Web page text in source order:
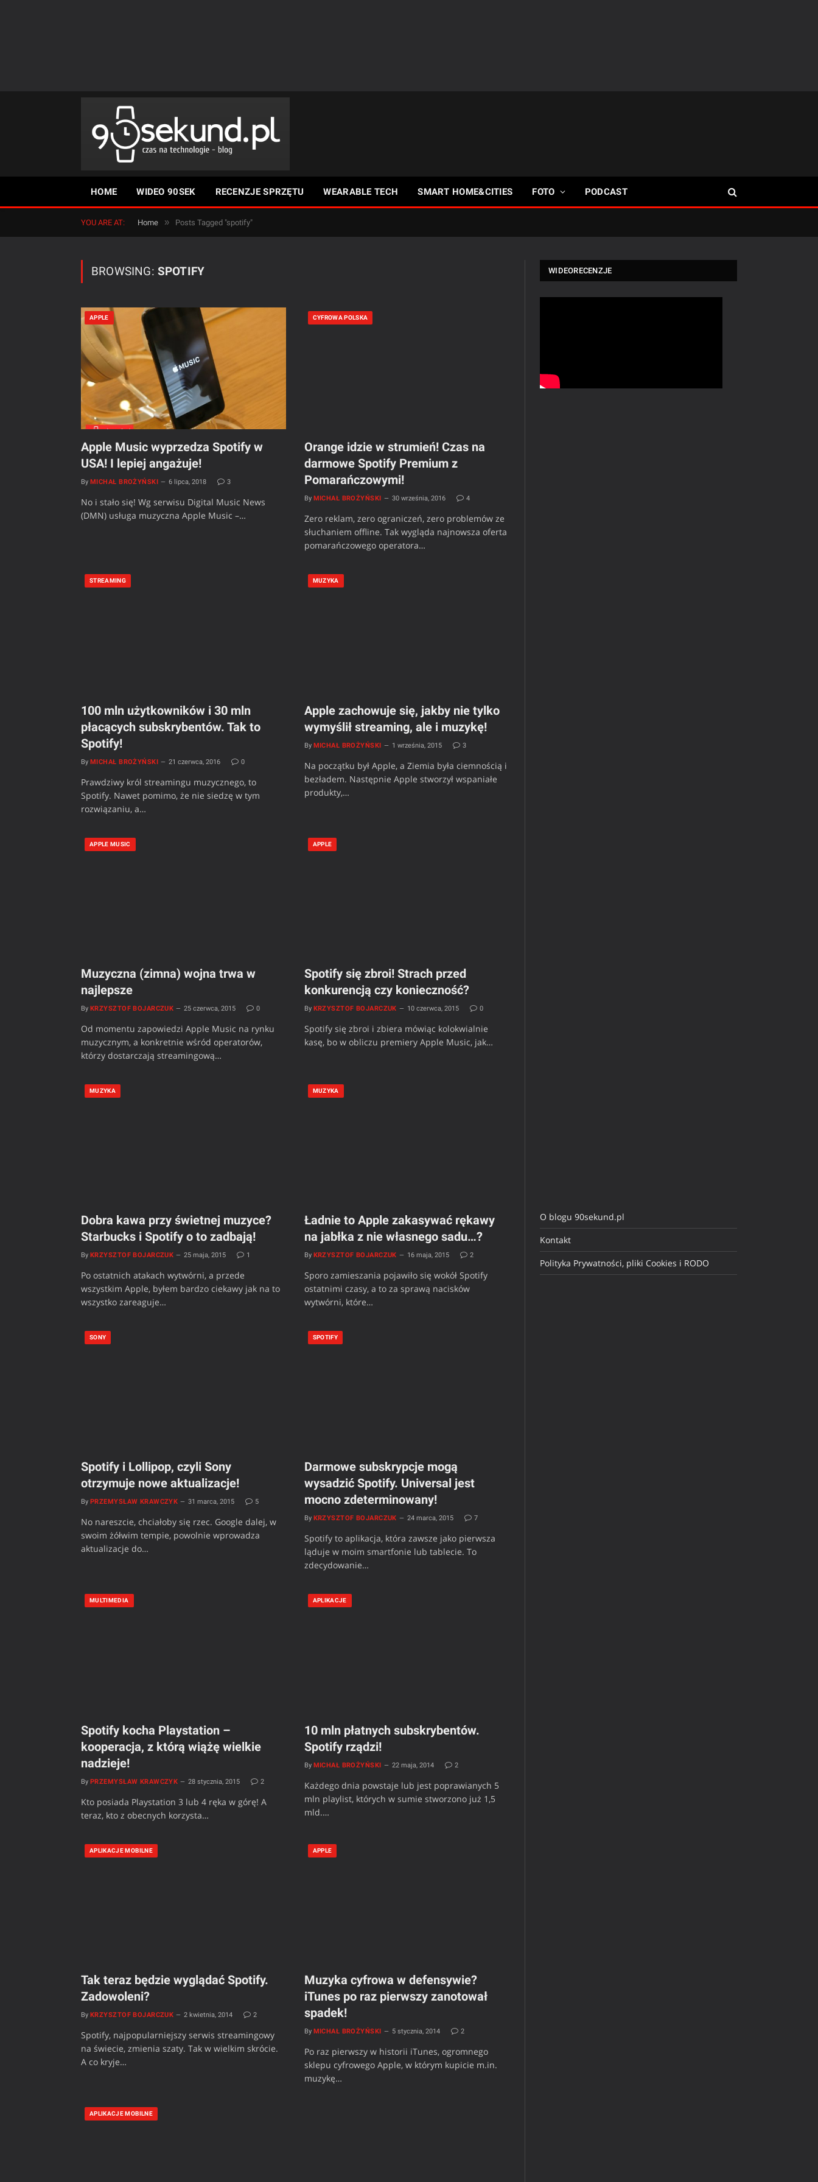
HOME WIDEO 90SEK RECENZJE SPRZĘTU WEARABLE TECH SMART HOME&CITIES FOTO PODCAST
YOU ARE AT: Home » Posts Tagged "spotify"
BROWSING: SPOTIFY
APPLE
Apple Music wyprzedza Spotify w
USA! I lepiej angażuje!
By MICHAŁ BROŻYŃSKI 6 lipca, 2018 3
No i stało się! Wg serwisu Digital Music News
(DMN) usługa muzyczna Apple Music –…
CYFROWA POLSKA
Orange idzie w strumień! Czas na
darmowe Spotify Premium z
Pomarańczowymi!
By MICHAŁ BROŻYŃSKI 30 września, 2016 4
Zero reklam, zero ograniczeń, zero problemów ze
słuchaniem offline. Tak wygląda najnowsza oferta
pomarańczowego operatora…
STREAMING
100 mln użytkowników i 30 mln
płacących subskrybentów. Tak to
Spotify!
By MICHAŁ BROŻYŃSKI 21 czerwca, 2016 0
Prawdziwy król streamingu muzycznego, to
Spotify. Nawet pomimo, że nie siedzę w tym
rozwiązaniu, a…
MUZYKA
Apple zachowuje się, jakby nie tylko
wymyślił streaming, ale i muzykę!
By MICHAŁ BROŻYŃSKI 1 września, 2015 3
Na początku był Apple, a Ziemia była ciemnością i
bezładem. Następnie Apple stworzył wspaniałe
produkty,…
APPLE MUSIC
Muzyczna (zimna) wojna trwa w
najlepsze
By KRZYSZTOF BOJARCZUK 25 czerwca, 2015 0
Od momentu zapowiedzi Apple Music na rynku
muzycznym, a konkretnie wśród operatorów,
którzy dostarczają streamingową…
APPLE
Spotify się zbroi! Strach przed
konkurencją czy konieczność?
By KRZYSZTOF BOJARCZUK 10 czerwca, 2015 0
Spotify się zbroi i zbiera mówiąc kolokwialnie
kasę, bo w obliczu premiery Apple Music, jak…
MUZYKA
Dobra kawa przy świetnej muzyce?
Starbucks i Spotify o to zadbają!
By KRZYSZTOF BOJARCZUK 25 maja, 2015 1
Po ostatnich atakach wytwórni, a przede
wszystkim Apple, byłem bardzo ciekawy jak na to
wszystko zareaguje…
MUZYKA
Ładnie to Apple zakasywać rękawy
na jabłka z nie własnego sadu…?
By KRZYSZTOF BOJARCZUK 16 maja, 2015 2
Sporo zamieszania pojawiło się wokół Spotify
ostatnimi czasy, a to za sprawą nacisków
wytwórni, które…
SONY
Spotify i Lollipop, czyli Sony
otrzymuje nowe aktualizacje!
By PRZEMYSŁAW KRAWCZYK 31 marca, 2015 5
No nareszcie, chciałoby się rzec. Google dalej, w
swoim żółwim tempie, powolnie wprowadza
aktualizacje do…
SPOTIFY
Darmowe subskrypcje mogą
wysadzić Spotify. Universal jest
mocno zdeterminowany!
By KRZYSZTOF BOJARCZUK 24 marca, 2015 7
Spotify to aplikacja, która zawsze jako pierwsza
ląduje w moim smartfonie lub tablecie. To
zdecydowanie…
MULTIMEDIA
Spotify kocha Playstation –
kooperacja, z którą wiążę wielkie
nadzieje!
By PRZEMYSŁAW KRAWCZYK 28 stycznia, 2015 2
Kto posiada Playstation 3 lub 4 ręka w górę! A
teraz, kto z obecnych korzysta…
APLIKACJE
10 mln płatnych subskrybentów.
Spotify rządzi!
By MICHAŁ BROŻYŃSKI 22 maja, 2014 2
Każdego dnia powstaje lub jest poprawianych 5
mln playlist, których w sumie stworzono już 1,5
mld.…
APLIKACJE MOBILNE
Tak teraz będzie wyglądać Spotify.
Zadowoleni?
By KRZYSZTOF BOJARCZUK 2 kwietnia, 2014 2
Spotify, najpopularniejszy serwis streamingowy
na świecie, zmienia szaty. Tak w wielkim skrócie.
A co kryje…
APPLE
Muzyka cyfrowa w defensywie?
iTunes po raz pierwszy zanotował
spadek!
By MICHAŁ BROŻYŃSKI 5 stycznia, 2014 2
Po raz pierwszy w historii iTunes, ogromnego
sklepu cyfrowego Apple, w którym kupicie m.in.
muzykę…
APLIKACJE MOBILNE
WIDEORECENZJE
O blogu 90sekund.pl
Kontakt
Polityka Prywatności, pliki Cookies i RODO